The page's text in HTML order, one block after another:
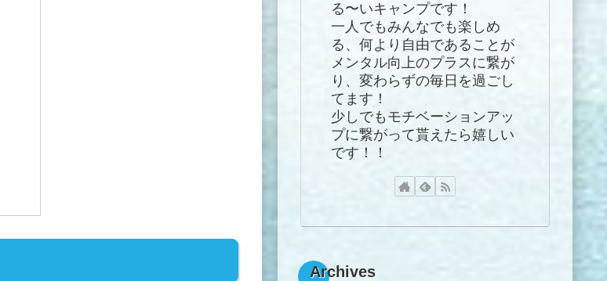
る〜いキャンプです！
一人でもみんなでも楽しめ
る、何より自由であることが
メンタル向上のプラスに繋が
り、変わらずの毎日を過ごし
てます！
少しでもモチベーションアッ
プに繋がって貰えたら嬉しい
です！！
Archives